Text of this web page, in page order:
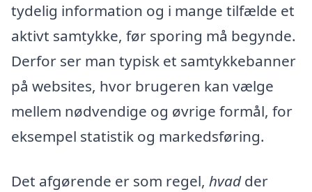
tydelig information og i mange tilfælde et
aktivt samtykke, før sporing må begynde.
Derfor ser man typisk et samtykkebanner
på websites, hvor brugeren kan vælge
mellem nødvendige og øvrige formål, for
eksempel statistik og markedsføring.
Det afgørende er som regel, hvadder